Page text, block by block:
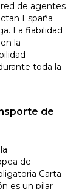
de agentes
España
La fiabilidad
la
toda la
de
de
Carta
es un pilar